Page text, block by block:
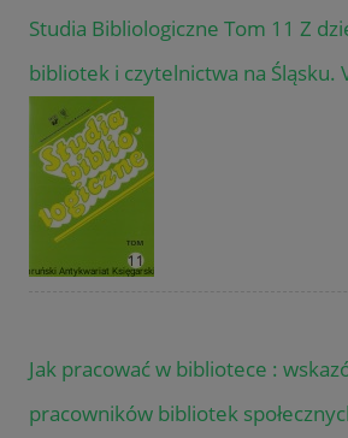
Studia Bibliologiczne Tom 11 Z
bibliotek i czytelnictwa na Śląsku.
Jak pracować w bibliotece :
pracowników bibliotek